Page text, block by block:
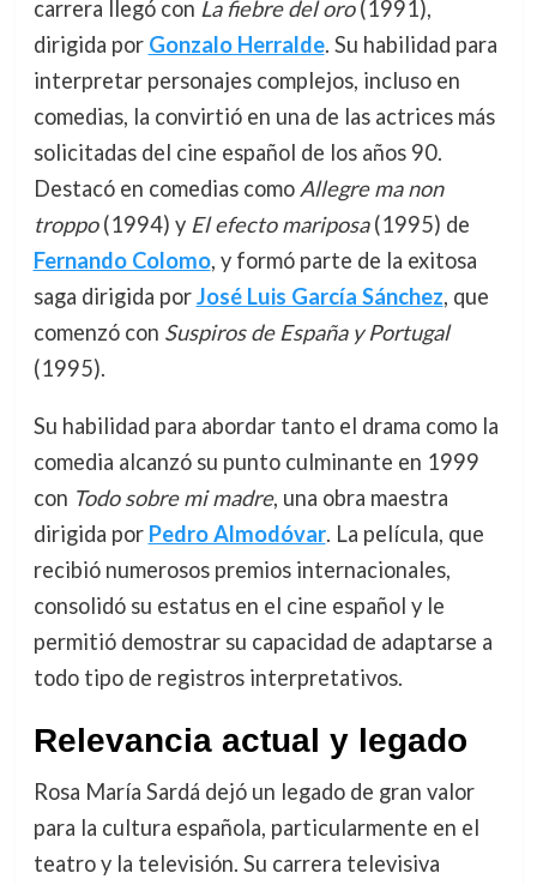
carrera llegó con La fiebre del oro(1991),
dirigida por Gonzalo Herralde. Su habilidad para
interpretar personajes complejos, incluso en
comedias, la convirtió en una de las actrices más
solicitadas del cine español de los años 90.
Destacó en comedias como Allegre ma non
troppo(1994) y El efecto mariposa(1995) de
Fernando Colomo, y formó parte de la exitosa
saga dirigida porJosé Luis García Sánchez, que
comenzó con Suspiros de España y Portugal
(1995).
Su habilidad para abordar tanto el drama como la
comedia alcanzó su punto culminante en 1999
con Todo sobre mi madre, una obra maestra
dirigida por Pedro Almodóvar. La película, que
recibió numerosos premios internacionales,
consolidó su estatus en el cine español y le
permitió demostrar su capacidad de adaptarse a
todo tipo de registros interpretativos.
Relevancia actual y legado
Rosa María Sardá dejó un legado de gran valor
para la cultura española, particularmente en el
teatro y la televisión. Su carrera televisiva